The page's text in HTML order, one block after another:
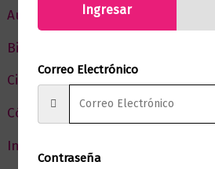
Autor del Mes
Bienestar
Ciencia y Conocimiento
Cómic y Fantasía
Infantil y Juvenil
Ingresar
Correo Electrónico
Contraseña